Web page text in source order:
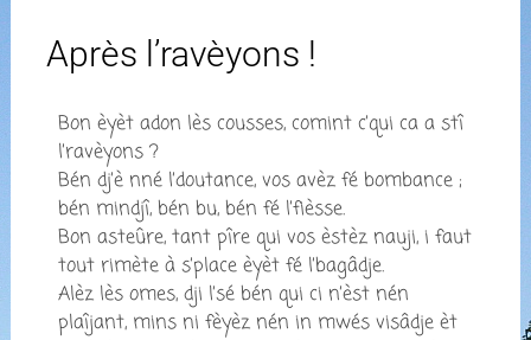
Après l’ravèyons !
Bon èyèt adon lès cousses, comint c’qui ca a stî
l’ravèyons ?
Bén dj’è nné l’doutance, vos avèz fé bombance ;
bén mindjî, bén bu, bén fé l’fièsse.
Bon asteûre, tant pîre qui vos èstèz nauji, i faut
tout rimète à s’place èyèt fé l’bagâdje.
Alèz lès omes, dji l’sé bén qui ci n’èst nén
plaîjant, mins ni fèyèz nén in mwés visâdje èt